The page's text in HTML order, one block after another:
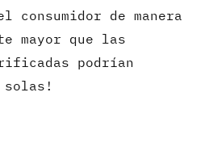
consumidor de manera
mayor que las
podrían